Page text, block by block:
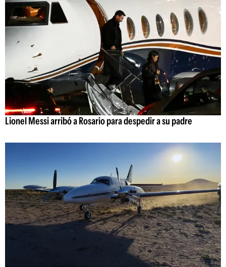
Lionel Messi arribó a Rosario para despedir a su padre